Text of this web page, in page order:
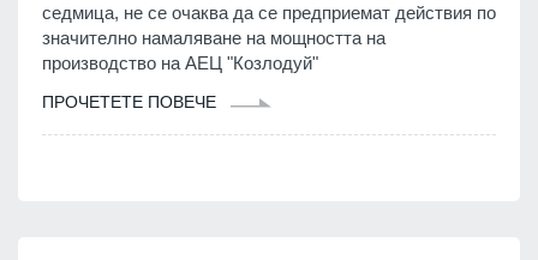
седмица, не се очаква да се предприемат действия по
значително намаляване на мощността на
производство на АЕЦ "Козлодуй"
ПРОЧЕТЕТЕ ПОВЕЧЕ